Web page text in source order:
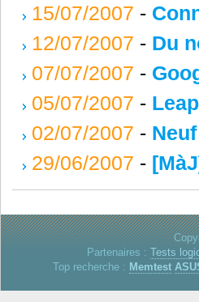
15/07/2007 -
12/07/2007 - Du
07/07/2007 -
05/07/2007 -
02/07/2007 -
29/06/2007 -
Partenaires : Tests
Top recherche : Memtest